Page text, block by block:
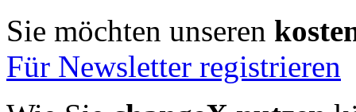
Sie möchten unseren
Für Newsletter registrieren